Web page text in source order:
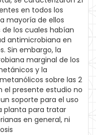
en todos los
mayoría de ellos
los cuales habían
antimicrobiana en
Sin embargo, la
marginal de los
y la
sobre las 2
el presente estudio no
soporte para el uso
planta para tratar
en general, ni